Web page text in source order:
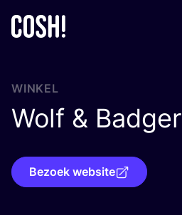
WINKEL
Wolf & Badger
Bezoek website